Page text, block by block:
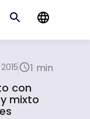
1 min
con
mixto